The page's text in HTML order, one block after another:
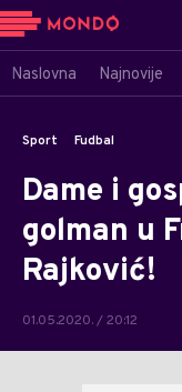
Naslovna Najnovije
Sport Fudbal
Dame i
golman u
Rajković!
01.05.2020. / 20:12